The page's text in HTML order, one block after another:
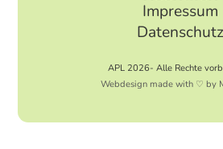
Impressum
Datenschutz
APL 2026- Alle Rechte
Webdesign made with ♡ by